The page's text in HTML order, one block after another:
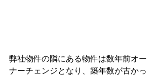
弊社物件の隣にある物件は数年前オー
ナーチェンジとなり、築年数が古かっ